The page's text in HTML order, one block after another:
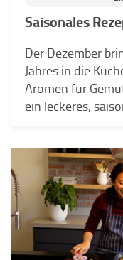
Saisonales
Der Dezember
Jahres in die
Aromen für
ein leckeres,